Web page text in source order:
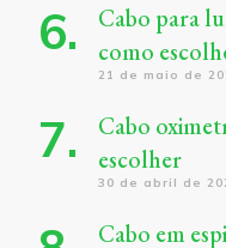
Cabo para
como
21 de maio de
Cabo
escolher
30 de abril de
Cabo em